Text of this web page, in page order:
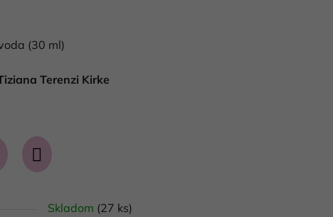
(30 ml)
Terenzi Kirke
Skladom (27 ks)